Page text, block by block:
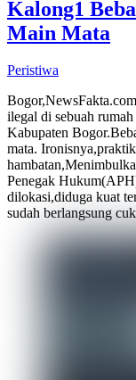
Kalong1
Main Mata
Peristiwa
ilegal di sebuah
Kabupaten
mata.
Penegak
dilokasi,diduga kuat
sudah berlangsung